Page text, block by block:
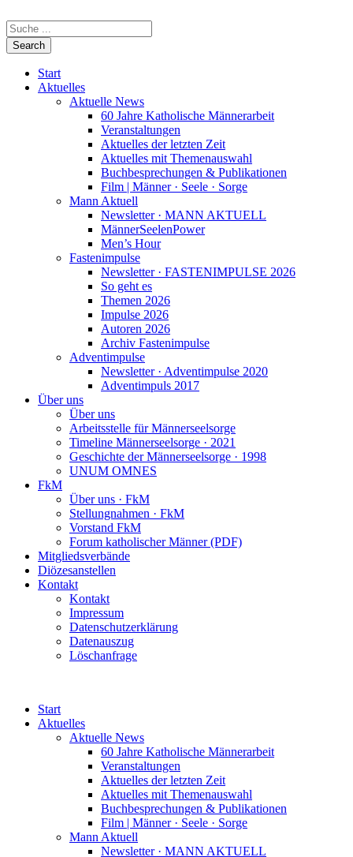
Start
Aktuelles
Aktuelle News
60 Jahre Katholische Männerarbeit
Veranstaltungen
Aktuelles der letzten Zeit
Aktuelles mit Themenauswahl
Buchbesprechungen & Publikationen
Film | Männer · Seele · Sorge
Mann Aktuell
Newsletter · MANN AKTUELL
MännerSeelenPower
Men’s Hour
Fastenimpulse
Newsletter · FASTENIMPULSE 2026
So geht es
Themen 2026
Impulse 2026
Autoren 2026
Archiv Fastenimpulse
Adventimpulse
Newsletter · Adventimpulse 2020
Adventimpuls 2017
Über uns
Über uns
Arbeitsstelle für Männerseelsorge
Timeline Männerseelsorge · 2021
Geschichte der Männerseelsorge · 1998
UNUM OMNES
FkM
Über uns · FkM
Stellungnahmen · FkM
Vorstand FkM
Forum katholischer Männer (PDF)
Mitgliedsverbände
Diözesanstellen
Kontakt
Kontakt
Impressum
Datenschutzerklärung
Datenauszug
Löschanfrage
Start
Aktuelles
Aktuelle News
60 Jahre Katholische Männerarbeit
Veranstaltungen
Aktuelles der letzten Zeit
Aktuelles mit Themenauswahl
Buchbesprechungen & Publikationen
Film | Männer · Seele · Sorge
Mann Aktuell
Newsletter · MANN AKTUELL